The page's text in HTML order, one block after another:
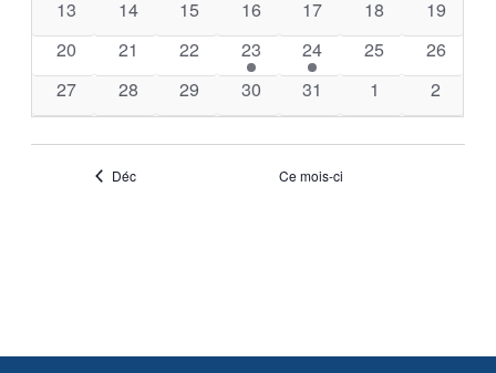
0
évènements
13
0
évènements
14
0
évènements
15
0
évènements
16
0
évènements
17
0
évènements
18
0
19
0
évènements
20
0
évènements
21
0
évènements
22
1
évènement
23
1
évènement
24
0
évènements
25
0
26
0
évènements
27
0
évènements
28
0
évènements
29
0
évènements
30
0
évènements
31
0
évènements
1
0
2
Déc Ce mois-ci